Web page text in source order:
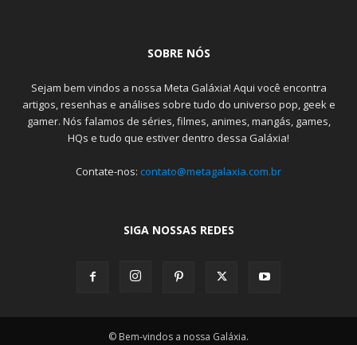
SOBRE NÓS
Sejam bem vindos a nossa Meta Galáxia! Aqui você encontra
artigos, resenhas e análises sobre tudo do universo pop, geek e
gamer. Nós falamos de séries, filmes, animes, mangás, games,
HQs e tudo que estiver dentro dessa Galáxia!
Contate-nos: contato@metagalaxia.com.br
SIGA NOSSAS REDES
© Bem-vindos a nossa Galáxia.